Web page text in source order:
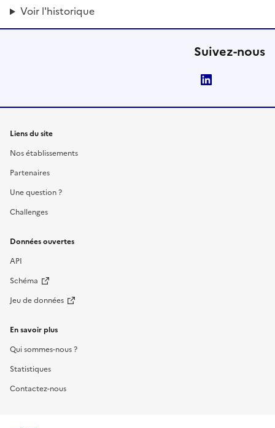
Voir l'historique
Suivez-nous
Liens du site
Nos établissements
Partenaires
Une question ?
Challenges
Données ouvertes
API
Schéma
Jeu de données
En savoir plus
Qui sommes-nous ?
Statistiques
Contactez-nous